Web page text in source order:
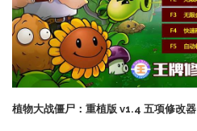
植物大战僵尸：重植版 v1.4 五项修改器